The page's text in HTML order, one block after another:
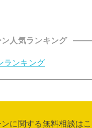
人気ランキング
ランキング
に関する無料相談は